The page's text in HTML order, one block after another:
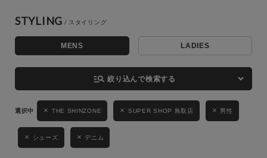
キーワード
性別
MENS LADIES KIDS
STYLING
MENS LADIES
manage_search 絞り込んで検索する
THE SHINZONE SUPER SHOP 鳥取店 男性
シューズ デニム